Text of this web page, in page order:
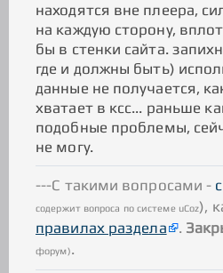
находятся вне плеера,
на каждую сторону,
бы в стенки сайта.
где и должны быть)
данные не получается,
хватает в ксс... раньше
подобные проблемы,
не могу.
---С такими вопросами -
содержит вопроса по системе uCoz),
правилах раздела
.
форум).